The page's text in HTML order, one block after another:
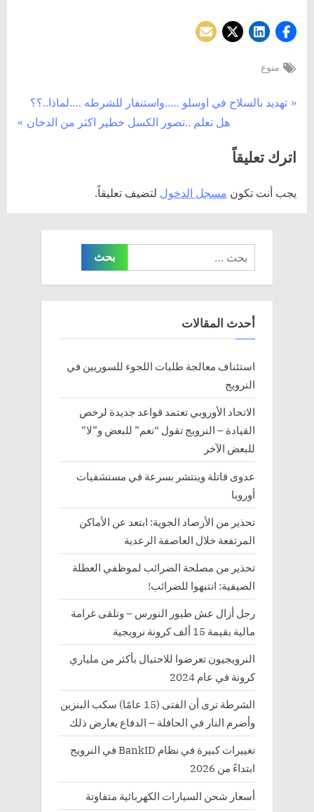
Tags:
منوع
تصفّح
المقالات
P
v
o
تهديد بالسلاح في اوسلو …..واستنفار للشرطه ….لماذا..؟؟
N
P
t
هل تعلم ..تصور الكسل خطير اكثر من الدخان
اترك تعليقاً
يجب أنت تكون مسجل الدخول لتضيف تعليقاً.
عن:
أحدث المقالات
استئناف معالجة طلبات اللجوء للسوريين في
النرويج
الاتحاد الأوروبي تعتمد قواعد جديدة لرخص
القيادة – النرويج تقول “نعم” للبعض و”لا”
للبعض الآخر
عدوى قاتلة وينتشر بسرعة في مستشفيات
أوروبا
تحذير من الأرصاد الجوية: ابتعد عن الأماكن
المرتفعة خلال العاصفة الرعدية
تحذير من مصلحة الضرائب لموظفي العطلة
الصيفية: انتبهوا للضرائب!
رجل أزال عش طيور النورس – وتلقى غرامة
مالية بقيمة 15 ألف كرونة نرويجية
النرويجيون تعرضوا للاحتيال بأكثر من ملياري
كرونة في عام 2024
الشرطة ترى أن الفتى (15 عامًا) سكب البنزين
وأضرم النار في الحافلة – الدفاع يعارض ذلك
تغييرات كبيرة في نظام BankID في النرويج
ابتداءً من 2026
أسعار شحن السيارات الكهربائية متفاوتة